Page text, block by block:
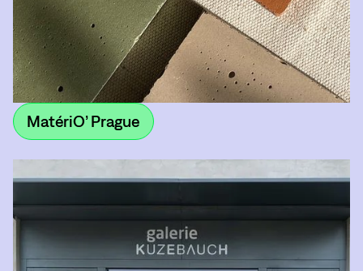
MatériO’ Prague